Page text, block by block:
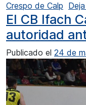
Crespo de Calp
El CB Ifach
autoridad
Publicado el 24 de